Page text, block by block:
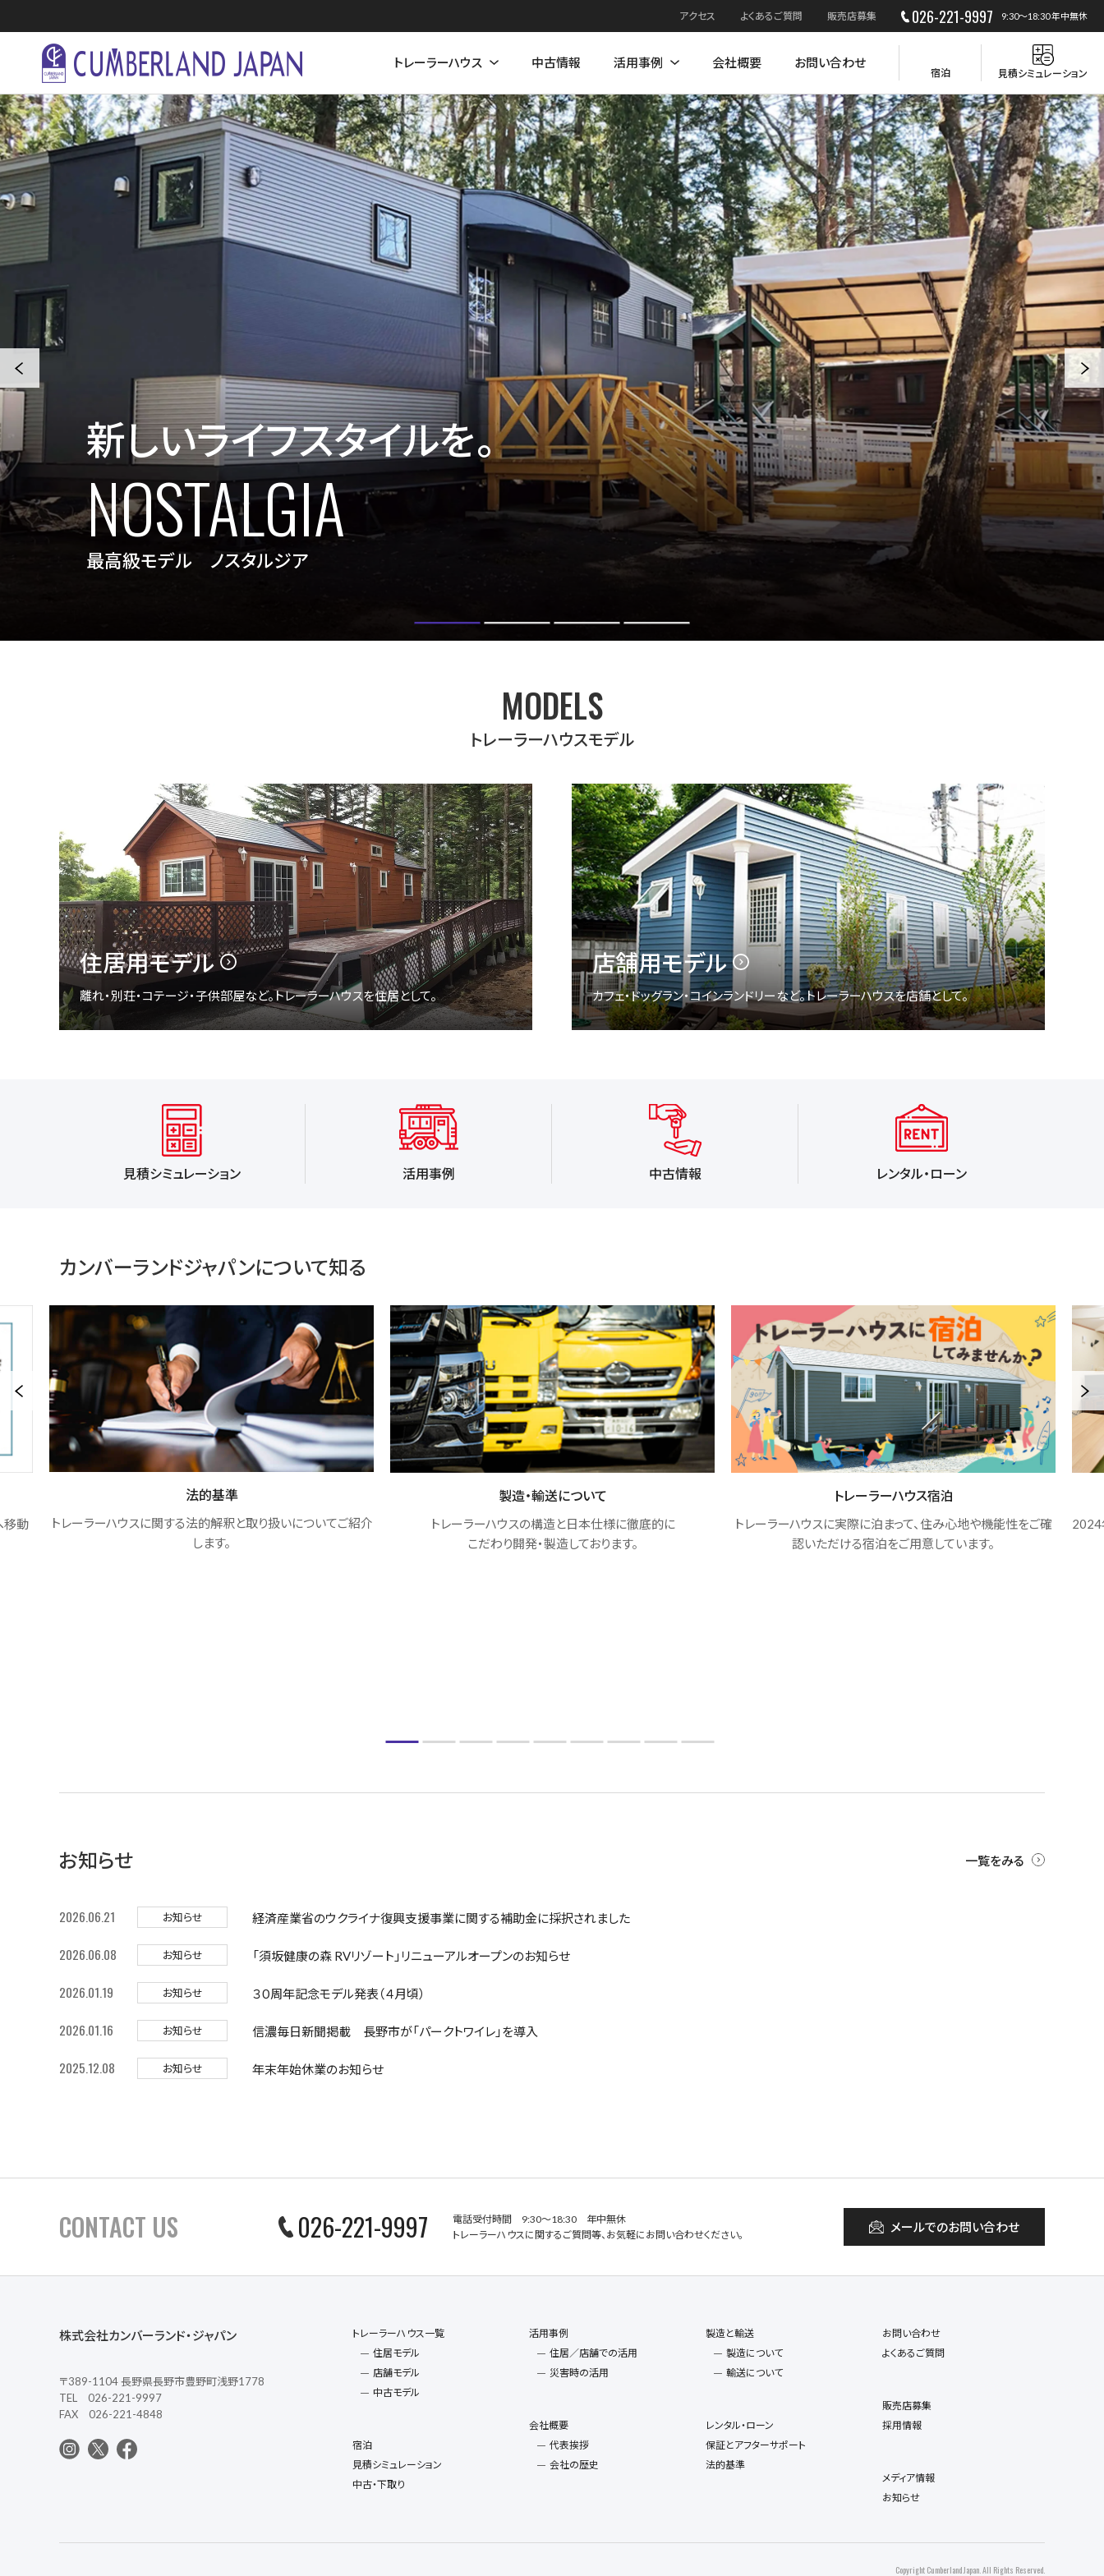
アクセス よくあるご質問 販売店募集 026-221-9997 9:30～18:30 年中無休
トレーラーハウス
住居モデル 店舗モデル
中古情報 活用事例
住居活用事例 店舗活用事例 災害時の活用
会社概要 お問い合わせ
宿泊 見積シミュレーション
お洒落で機能的を大切に。
BISHOP
美しい店 ビショップ
MODELS
トレーラーハウスモデル
住居用モデル
離れ・別荘・コテージ・子供部屋など。トレーラーハウスを住居として。
店舗用モデル
カフェ・ドッグラン・コインランドリーなど。トレーラーハウスを店舗として。
見積シミュレーション 活用事例 中古情報 レンタル・ローン
カンバーランドジャパンについて知る
紹介
製造・輸送について
トレーラーハウスの構造と日本仕様に徹底的に
こだわり開発・製造しております。
トレーラーハウス宿泊
トレーラーハウスに実際に泊まって、住み心地や機能性をご確
認いただける宿泊をご用意しています。
健康の森RVリゾート
2024年夏、長野県北部、須坂市に、ヘルスツーリズム体験施設
「須坂健康の森RVリゾート」が誕生します。
移動
お知らせ 一覧をみる
2026.06.21 お知らせ 経済産業省のウクライナ復興支援事業に関する補助金に採択されました
2026.06.08 お知らせ 「須坂健康の森 RVリゾート」リニューアルオープンのお知らせ
2026.01.19 お知らせ ３０周年記念モデル発表（４月頃）
2026.01.16 お知らせ 信濃毎日新聞掲載 長野市が「パークトワイレ」を導入
2025.12.08 お知らせ 年末年始休業のお知らせ
CONTACT US 026-221-9997
電話受付時間 9:30～18:30 年中無休
トレーラーハウスに関するご質問等、お気軽にお問い合わせください。
メールでのお問い合わせ
株式会社カンバーランド・ジャパン
〒389-1104 長野県長野市豊野町浅野1778
TEL 026-221-9997
FAX 026-221-4848
トレーラーハウス一覧
住居モデル
店舗モデル
中古モデル
宿泊
見積シミュレーション
中古・下取り
活用事例
住居／店舗での活用
災害時の活用
会社概要
代表挨拶
会社の歴史
製造と輸送
製造について
輸送について
レンタル・ローン
保証とアフターサポート
法的基準
お問い合わせ
よくあるご質問
販売店募集
採用情報
メディア情報
お知らせ
Copyright Cumberland Japan. All Rights Reserved.